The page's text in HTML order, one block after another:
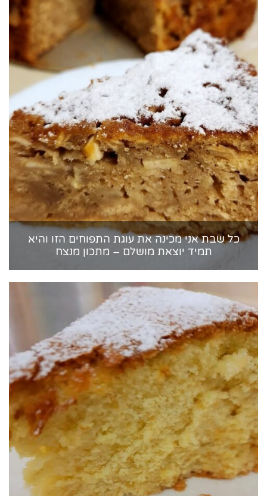
כל שבת אני מכינה את עוגת התפוחים הזו והיא
תמיד יוצאת מושלם – מתכון מנצח